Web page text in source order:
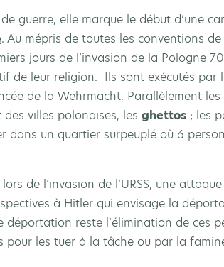
guerre, elle marque le début d’une
. Au mépris de toutes les conventions
jours de l’invasion de la Pologne
de leur religion. Ils sont exécutés par
de la Wehrmacht. Parallèlement
villes polonaises, les ghettos ; les
dans un quartier surpeuplé où 6
de l’invasion de l’URSS, une
à Hitler qui envisage la
reste l’élimination de ces
pour les tuer à la tâche ou par la